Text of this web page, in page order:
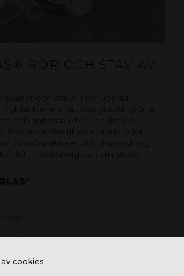
cookies
RÖR OCH STAV AV
och stavar i extruderad
eller matterad yta. Akrylrör är
och anpassa efter applikation.
kan användas till en mängd olika
interiöra detaljer i butiksinredning
del av belysning och armaturer.
STAV